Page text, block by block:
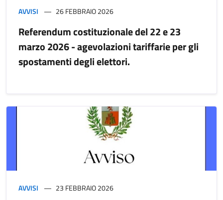
AVVISI 26 FEBBRAIO 2026
Referendum costituzionale del 22 e 23
marzo 2026 - agevolazioni tariffarie per gli
spostamenti degli elettori.
AVVISI 23 FEBBRAIO 2026